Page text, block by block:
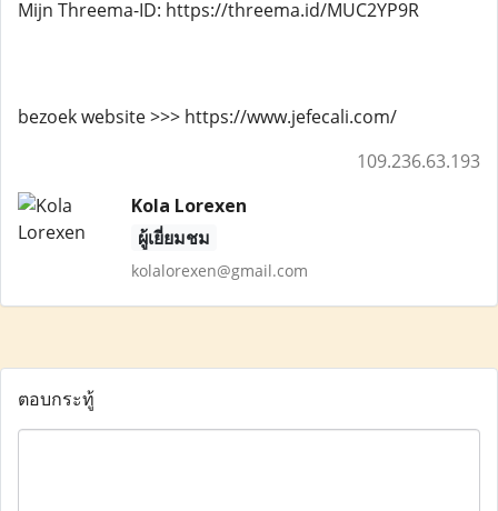
Mijn Threema-ID: https://threema.id/MUC2YP9R
bezoek website >>> https://www.jefecali.com/
109.236.63.193
Kola Lorexen
ผู้เยี่ยมชม
kolalorexen@gmail.com
ตอบกระทู้